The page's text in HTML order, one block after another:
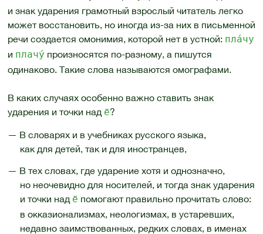
и знак ударения грамотный взрослый читатель легко
может восстановить, но иногда из-за них в письменной
речи создается омонимия, которой нет в устной: пла́чу
и плачу́ произносятся по-разному, а пишутся
одинаково. Такие слова называются омографами.
В каких случаях особенно важно ставить знак
ударения и точки над ё?
— В словарях и в учебниках русского языка,
как для детей, так и для иностранцев,
— В тех словах, где ударение хотя и однозначно,
но неочевидно для носителей, и тогда знак ударения
и точки над ё помогают правильно прочитать слово:
в окказионализмах, неологизмах, в устаревших,
недавно заимствованных, редких словах, в именах